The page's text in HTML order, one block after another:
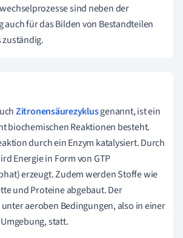
sind neben der
auch für das Bilden von Bestandteilen
zuständig.
Zitronensäurezyklusgenannt, ist ein
biochemischen Reaktionen besteht.
durch ein Enzym katalysiert. Durch
Energie in Form von GTP
erzeugt. Zudem werden Stoffe wie
und Proteine abgebaut. Der
aeroben Bedingungen, also in einer
statt.